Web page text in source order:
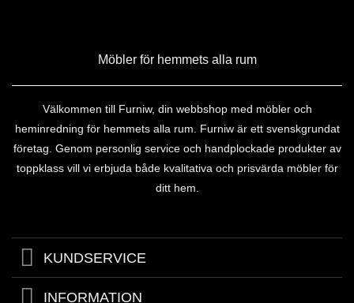
Möbler för hemmets alla rum
Välkommen till Furniw, din webbshop med möbler och
heminredning för hemmets alla rum. Furniw är ett svenskgrundat
företag. Genom personlig service och handplockade produkter av
toppklass vill vi erbjuda både kvalitativa och prisvärda möbler för
ditt hem.
KUNDSERVICE
INFORMATION